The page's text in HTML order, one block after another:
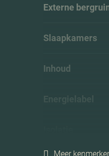
Externe
Slaapkamers
Inhoud
Energielabel
Meer